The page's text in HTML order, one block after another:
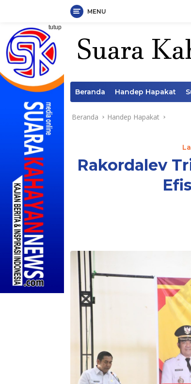
Langsung
konten
MENU
tutup
Beranda Handep Hapakat
Beranda Handep Hapakat
Rakordalev